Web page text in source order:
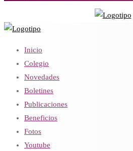
Inicio
Colegio
Novedades
Boletines
Publicaciones
Beneficios
Fotos
Youtube